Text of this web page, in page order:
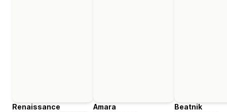
Renaissance
Amara
Beatnik